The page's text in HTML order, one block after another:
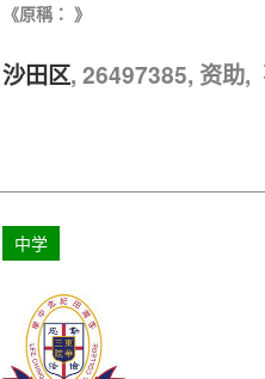
《原稱： 》
沙田区, 26497385, 资助,
中学